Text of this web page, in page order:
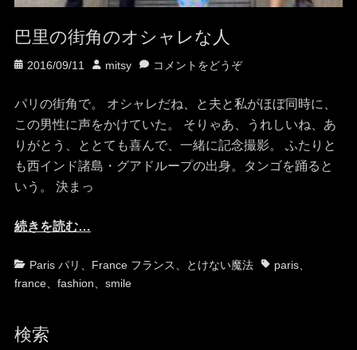
巴里の街角のオシャレな人
投
日
2016/09/11
投 mitsy コメントをどうぞ
パリの街角で。 オシャレだね、と夫と私がほぼ同時に、
この男性に声をかけていた。 そりゃあ、うれしいね、あ
りがとう、ととても喜んで、一緒に記念撮影。 ふたりと
も西インド諸島・グアドループの出身。タンゴを踊ると
いう。 決まっ
続きを読む…
カ
テ
ー
Paris パリ France フランス とけない魔法
タ paris、
france、 fashion smile
検索